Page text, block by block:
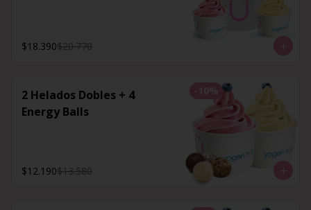
$18.390$20.770
-10%
2 Helados Dobles + 4
Energy Balls
$12.190$13.580